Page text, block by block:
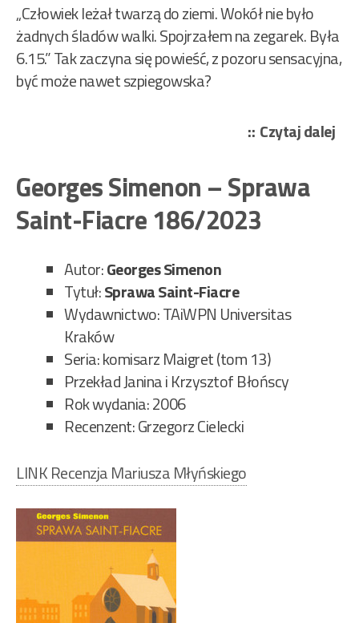
„Człowiek leżał twarzą do ziemi. Wokół nie było
żadnych śladów walki. Spojrzałem na zegarek. Była
6.15.” Tak zaczyna się powieść, z pozoru sensacyjna,
być może nawet szpiegowska?
Czytaj dalej
Georges Simenon – Sprawa
Saint-Fiacre 186/2023
Autor:Georges Simenon
Tytuł:Sprawa Saint-Fiacre
Wydawnictwo: TAiWPN Universitas
Kraków
Seria: komisarz Maigret (tom 13)
Przekład Janina i Krzysztof Błońscy
Rok wydania: 2006
Recenzent: Grzegorz Cielecki
LINK Recenzja Mariusza Młyńskiego